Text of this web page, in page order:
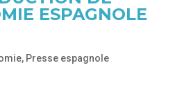
ESPAGNOLE
, Presse espagnole